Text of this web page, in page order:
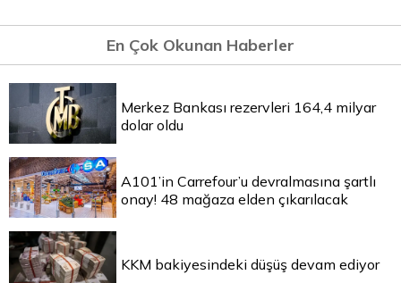
En Çok Okunan Haberler
Merkez Bankası rezervleri 164,4 milyar
dolar oldu
A101’in Carrefour’u devralmasına şartlı
onay! 48 mağaza elden çıkarılacak
KKM bakiyesindeki düşüş devam ediyor